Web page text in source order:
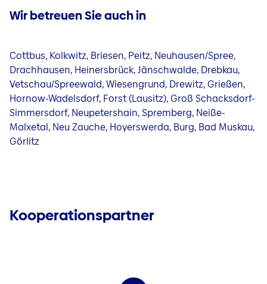
Wir betreuen Sie auch in
Cottbus, Kolkwitz, Briesen, Peitz, Neuhausen/Spree,
Drachhausen, Heinersbrück, Jänschwalde, Drebkau,
Vetschau/Spreewald, Wiesengrund, Drewitz, Grießen,
Hornow-Wadelsdorf, Forst (Lausitz), Groß Schacksdorf-
Simmersdorf, Neupetershain, Spremberg, Neiße-
Malxetal, Neu Zauche, Hoyerswerda, Burg, Bad Muskau,
Görlitz
Kooperationspartner